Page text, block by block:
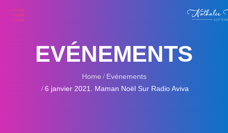
EVÉNEMENTS
Home
Evénements
6 janvier 2021. Maman Noël Sur Radio Aviva